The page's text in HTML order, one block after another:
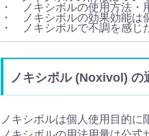
・ ノキシボルの使用方法・
・ ノキシボルの効果効能は
・ ノキシボルで不調を感じ
ノキシボル (Noxivol) の
ノキシボルは個人使用目的に